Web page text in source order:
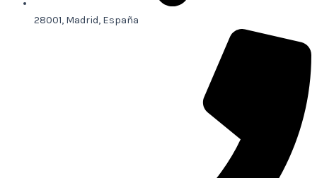
28001, Madrid, España